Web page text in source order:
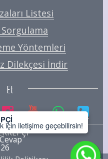
için iletişime geçebilirsin!
Listesi
Sorgulama
Yöntemleri
Dilekçesi İndir
Et